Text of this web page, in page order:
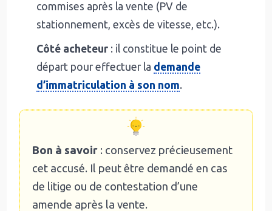
commises après la vente (PV de
stationnement, excès de vitesse, etc.).
Côté acheteur : il constitue le point de
départ pour effectuer la demande
d’immatriculation à son nom.
Bon à savoir: conservez précieusement
cet accusé. Il peut être demandé en cas
de litige ou de contestation d’une
amende après la vente.